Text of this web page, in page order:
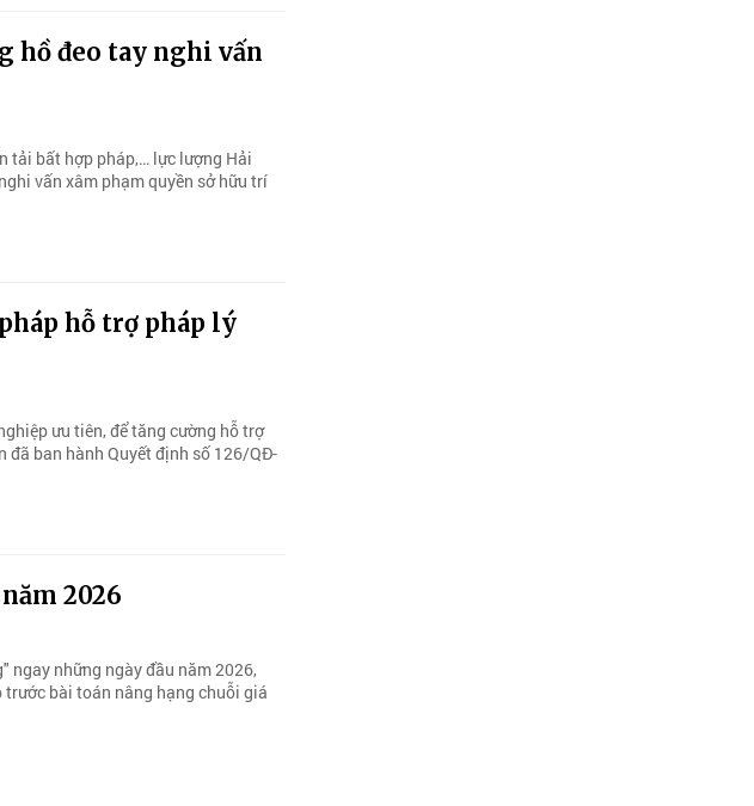
hồ đeo tay nghi vấn
tải bất hợp pháp,… lực lượng Hải
vấn xâm phạm quyền sở hữu trí
hỗ trợ pháp lý
ưu tiên, để tăng cường hỗ trợ
đã ban hành Quyết định số 126/QĐ-
2026
ngay những ngày đầu năm 2026,
bài toán nâng hạng chuỗi giá